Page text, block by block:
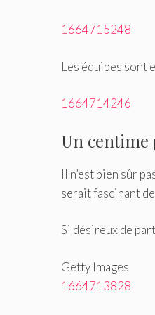
1664715248
Les équipes sont
1664714246
Un centime
Il n’est bien sûr
serait fascinant
Si désireux de
Getty Images
1664713828